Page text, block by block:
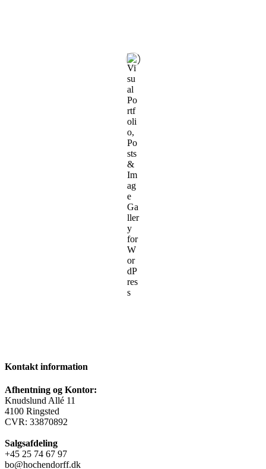
Kontakt information
Afhentning og Kontor:
Knudslund Allé 11
4100 Ringsted
CVR: 33870892
Salgsafdeling
+45 25 74 67 97
bo@hochendorff.dk